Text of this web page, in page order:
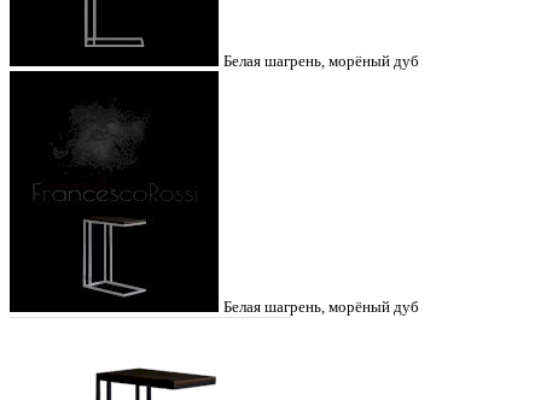
Белая шагрень, морёный дуб
Белая шагрень, морёный дуб